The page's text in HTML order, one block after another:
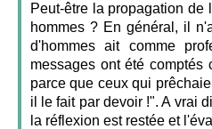
Peut-être la propagation
hommes ? En général, il
d'hommes ait comme
messages ont été comptés
parce que ceux qui
il le fait par devoir !". A vrai
la réflexion est restée et